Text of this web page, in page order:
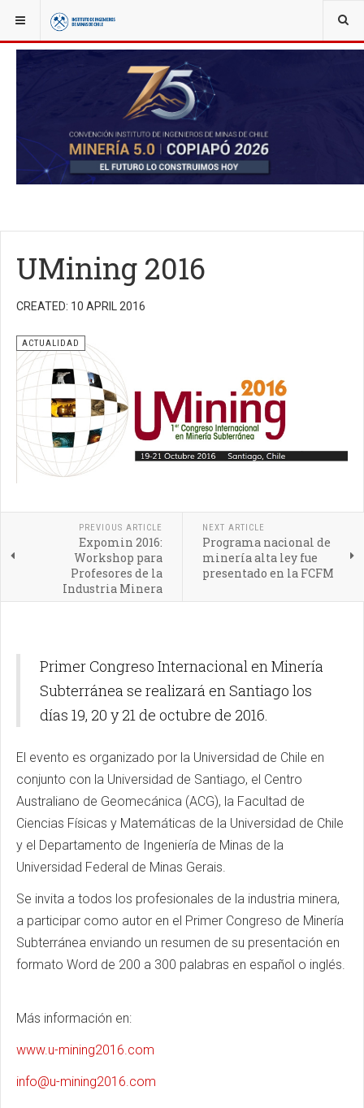
YOU ARE HERE: NOTICIAS
UMining 2016
CREATED: 10 APRIL 2016
ACTUALIDAD
PREVIOUS ARTICLE
Expomin 2016:
Workshop para
Profesores de la
Industria Minera
NEXT ARTICLE
Programa nacional de
minería alta ley fue
presentado en la FCFM
Primer Congreso Internacional en Minería
Subterránea se realizará en Santiago los
días 19, 20 y 21 de octubre de 2016.
El evento es organizado por la Universidad de Chile en
conjunto con la Universidad de Santiago, el Centro
Australiano de Geomecánica (ACG), la Facultad de
Ciencias Físicas y Matemáticas de la Universidad de Chile
y el Departamento de Ingeniería de Minas de la
Universidad Federal de Minas Gerais.
Se invita a todos los profesionales de la industria minera,
a participar como autor en el Primer Congreso de Minería
Subterránea enviando un resumen de su presentación en
formato Word de 200 a 300 palabras en español o inglés.
Más información en:
www.u-mining2016.com
info@u-mining2016.com